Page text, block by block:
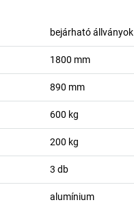
bejárható állványok
1800 mm
890 mm
600 kg
200 kg
3 db
alumínium